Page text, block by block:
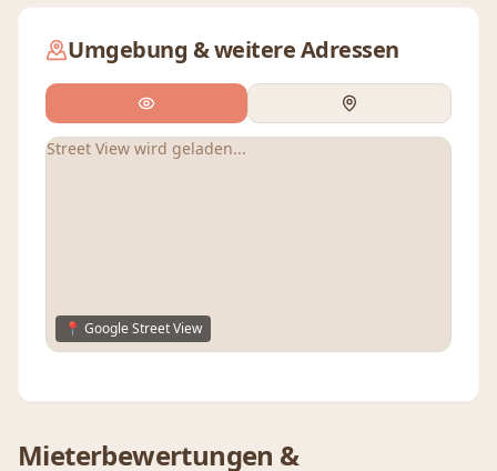
Umgebung & weitere Adressen
Street View wird geladen...
📍 Google Street View
Mieterbewertungen &